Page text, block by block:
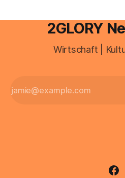
2GLORY
Wirtschaft |